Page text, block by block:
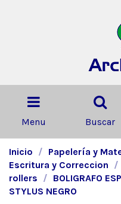
Menu Buscar
Inicio
Papelería y
Escritura y Correccion
rollers
BOLIGRAFO
STYLUS NEGRO